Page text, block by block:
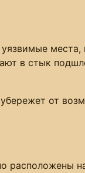
места,
в стык
от
расположены